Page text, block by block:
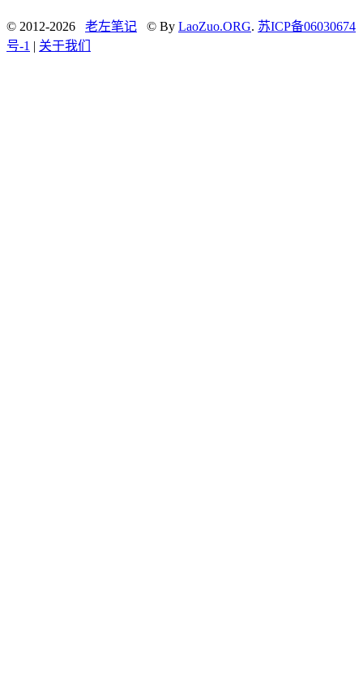
© 2012-2026 老左笔记 © By LaoZuo.ORG. 苏ICP备06030674
号-1 | 关于我们